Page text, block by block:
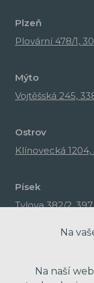
Plzeň
Plovární 478/1,
Mýto
Vojtěšská 245,
Ostrov
Klínovecká 1204,
Písek
Tylova 382/2,
Na
Na naší